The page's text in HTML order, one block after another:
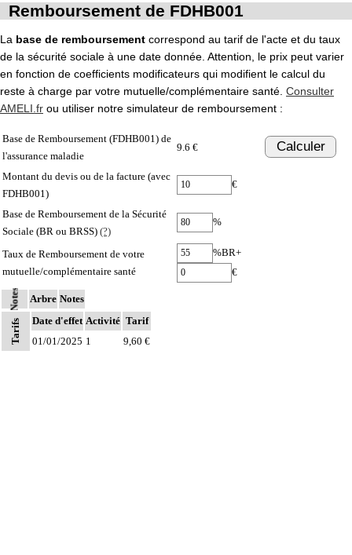
Remboursement de FDHB001
La base de remboursement correspond au tarif de l'acte et du taux
de la sécurité sociale à une date donnée. Attention, le prix peut varier
en fonction de coefficients modificateurs qui modifient le calcul du
reste à charge par votre mutuelle/complémentaire santé. Consulter
AMELI.fr ou utiliser notre simulateur de remboursement :
Base de Remboursement (FDHB001) de
l'assurance maladie
9.6 € Calculer
Montant du devis ou de la facture (avec
FDHB001)
€
Base de Remboursement de la Sécurité
Sociale (BR ou BRSS) (?)
%
Taux de Remboursement de votre
mutuelle/complémentaire santé
%BR+
€
Notes Arbre Notes
Tarifs Date d'effet Activité Tarif
01/01/2025 1 9,60 €